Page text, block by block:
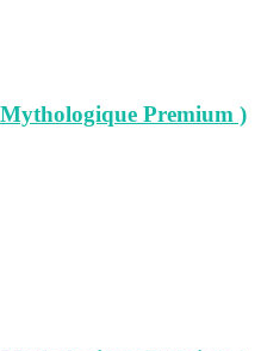
Premium )